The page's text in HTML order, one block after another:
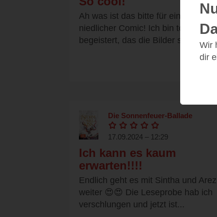
Ah was ist das bitte für ein
niedlicher Comic! Ich bin total
begeistert, das die Bilder so...
Die Sonnenfeuer-Ballade
17.09.2024 – 12:29
Ich kann es kaum
erwarten!!!!
Endlich geht es mit Sintha und Arez
weiter 😍😍 Die Leseprobe hab ich
verschlungen und jetzt ist...
Wir
dir